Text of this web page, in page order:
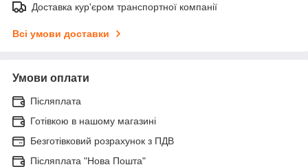
Доставка кур'єром транспортної компанії
Всі умови доставки
Умови оплати
Післяплата
Готівкою в нашому магазині
Безготівковий розрахунок з ПДВ
Післяплата "Нова Пошта"